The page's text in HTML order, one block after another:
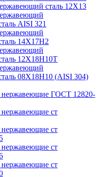
сталь 12Х13
AISI 321
14Х17Н2
12Х18Н10Т
08Х18Н10 (AISI 304)
нержавеющие ГОСТ 12820-
ст
ст
ст
ст